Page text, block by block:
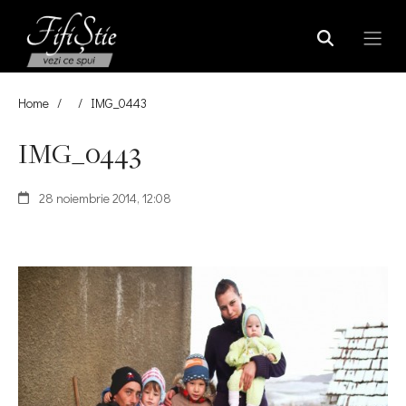
Home / / IMG_0443
IMG_0443
28 noiembrie 2014, 12:08